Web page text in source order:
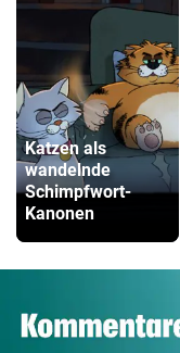
Katzen als
wandelnde
Schimpfwort-
Kanonen